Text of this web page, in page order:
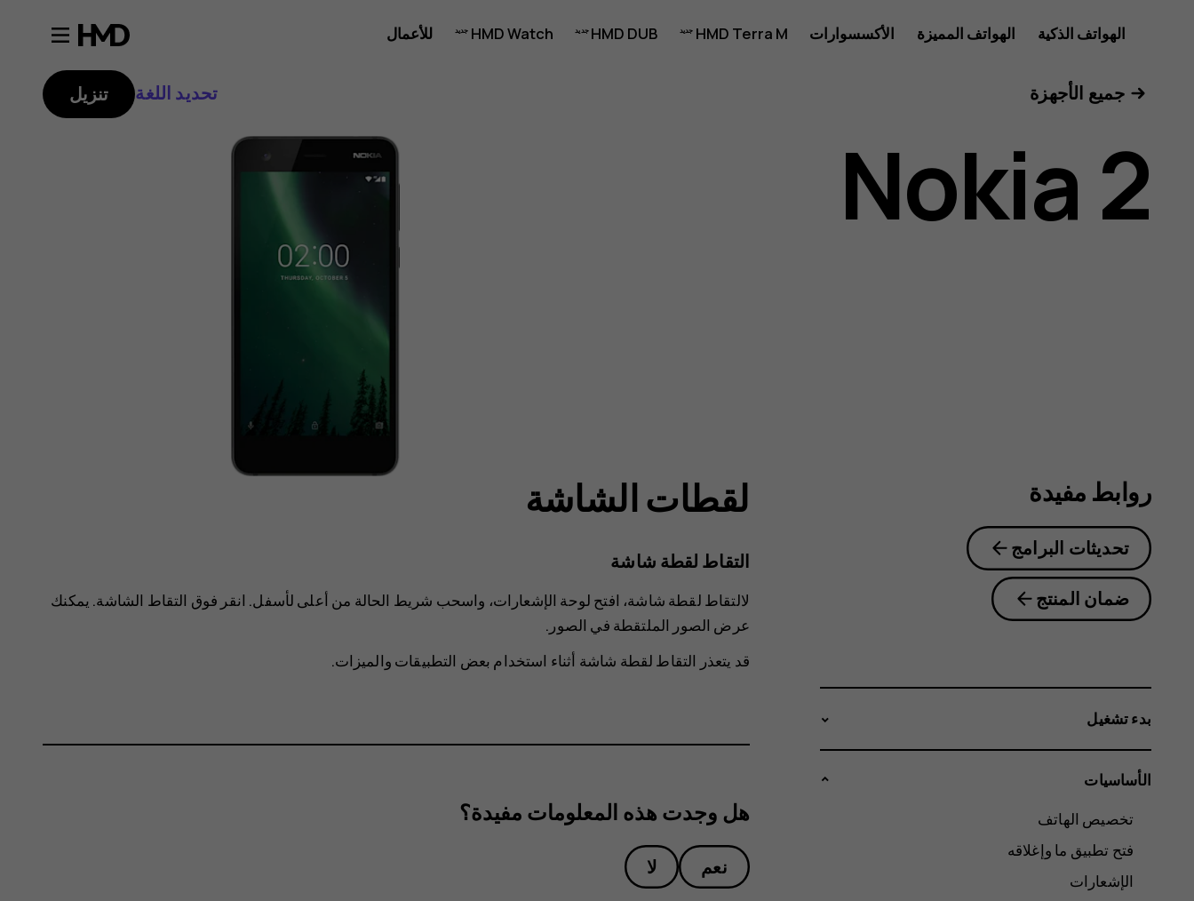
دليل
مستخدم
Nokia
الهواتف الذكية الهواتف المميزة الأكسسوارات HMD Terra M
HMD DUB
HMD Watch
للأعمال
جميع الأجهزة تحديد اللغة تنزيل
Nokia 2
لقطات الشاشة
التقاط لقطة شاشة
لالتقاط لقطة شاشة، افتح لوحة الإشعارات، واسحب شريط الحالة من أعلى لأسفل. انقر فوق التقاط الشاشة. يمكنك
عرض الصور الملتقطة في الصور .
قد يتعذر التقاط لقطة شاشة أثناء استخدام بعض التطبيقات والميزات.
هل وجدت هذه المعلومات مفيدة؟
نعم لا
روابط مفيدة
تحديثات البرامج
ضمان المنتج
بدء تشغيل
الأساسيات
تخصيص الهاتف
فتح تطبيق ما وإغلاقه
الإشعارات